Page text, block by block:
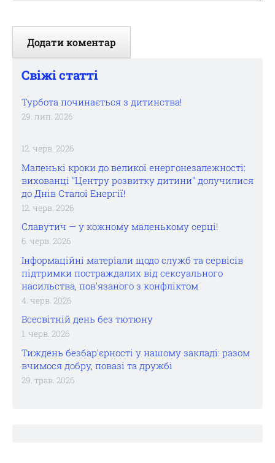
Свіжі статті
Турбота починається з дитинства!
29. лип. 2026
12. черв. 2026
Маленькі кроки до великої енергонезалежності:
вихованці "Центру розвитку дитини" долучилися
до Днів Сталої Енергії!
12. черв. 2026
Славутич — у кожному маленькому серці!
6. черв. 2026
Інформаційні матеріали щодо служб та сервісів
підтримки постраждалих від сексуального
насильства, пов’язаного з конфліктом
4. черв. 2026
Всесвітній день без тютюну
1. черв. 2026
Тиждень безбар’єрності у нашому закладі: разом
вчимося добру, повазі та дружбі
29. трав. 2026